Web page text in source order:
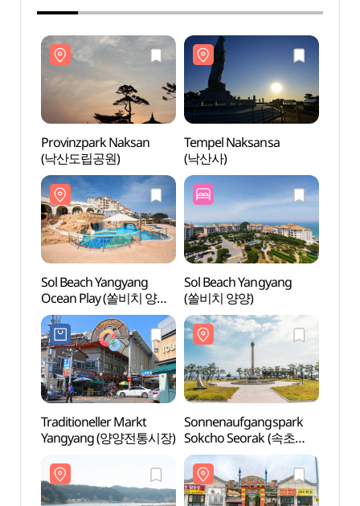
Provinzpark Naksan
(낙산도립공원)
Tempel Naksansa
(낙산사)
Sol Beach Yangyang
Ocean Play (쏠비치 양양
오션플레이)
Sol Beach Yangyang
(쏠비치 양양)
Traditioneller Markt
Yangyang (양양전통시장)
Sonnenaufgangspark
Sokcho Seorak (속초
설악해맞이공원)